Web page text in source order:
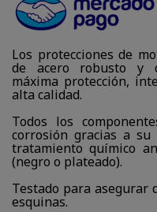
Los protecciones de
de acero robusto y
máxima protección,
alta calidad.
Todos los
corrosión gracias a
tratamiento químico
(negro o plateado).
Testado para asegurar
esquinas.